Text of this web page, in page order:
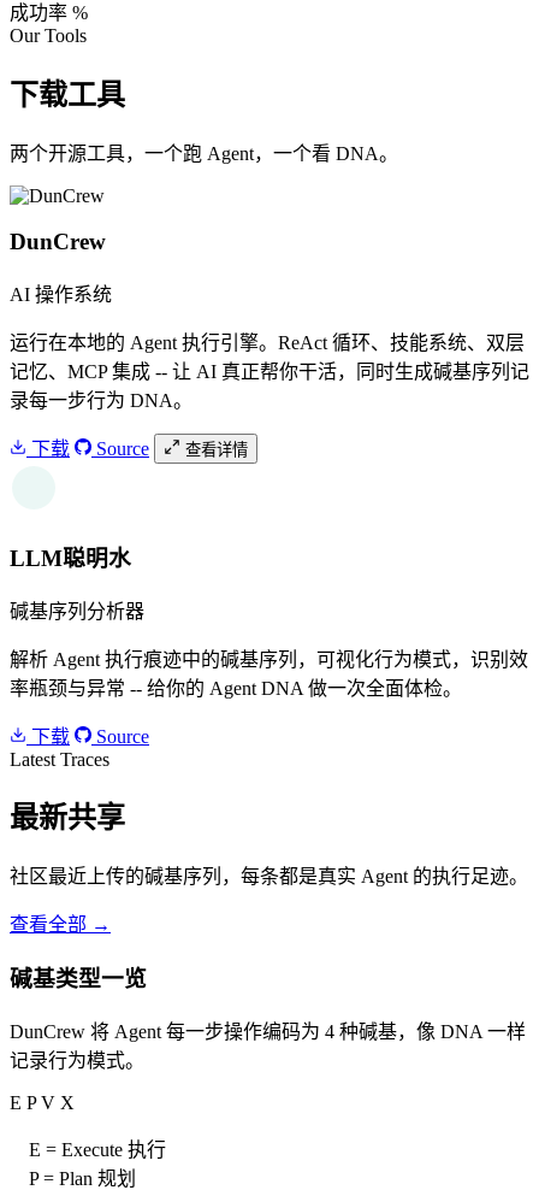
成功率 %
Our Tools
下载工具
两个开源工具，一个跑 Agent，一个看 DNA。
DunCrew
AI 操作系统
运行在本地的 Agent 执行引擎。ReAct 循环、技能系统、双层
记忆、MCP 集成 -- 让 AI 真正帮你干活，同时生成碱基序列记
录每一步行为 DNA。
下载 Source 查看详情
LLM聪明水
碱基序列分析器
解析 Agent 执行痕迹中的碱基序列，可视化行为模式，识别效
率瓶颈与异常 -- 给你的 Agent DNA 做一次全面体检。
下载
Source
Latest Traces
最新共享
社区最近上传的碱基序列，每条都是真实 Agent 的执行足迹。
查看全部 →
碱基类型一览
DunCrew 将 Agent 每一步操作编码为 4 种碱基，像 DNA 一样
记录行为模式。
E P V X
E = Execute 执行
P = Plan 规划